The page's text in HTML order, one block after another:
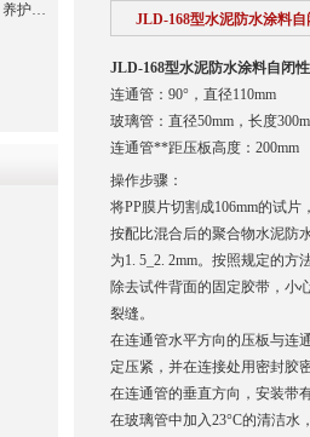
JLD-168型水泥防水涂料
JLD-168型水泥防水涂料自闭
连通管：90°，直径110mm
玻璃管：直径50mm，长度
连通管**距压板高度：200mm
操作步骤：
将PP膜片切割成106mm的试
按配比混合后的聚合物水泥防
为1. 5_2. 2mm。按照规定的方
除去试件背面的固定胶带，小
裂缝。
在连通管水平方向的压板与连
定压紧，并在连接处用密封胶
在连通管的垂直方向，安装带
在玻璃管中加入23°C的清洁
FHBS-60标准养护室自动控制仪、养护室自动控制设备